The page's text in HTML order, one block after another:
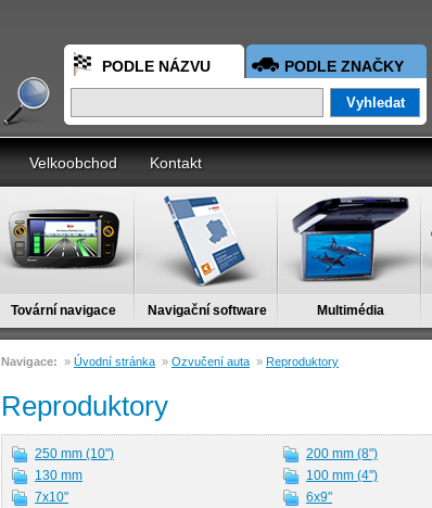
PODLE NÁZVU PODLE ZNAČKY
Velkoobchod Kontakt
Tovární navigace Navigační software Multimédia
Navigace: » Úvodní stránka » Ozvučení auta » Reproduktory
Reproduktory
250 mm (10") 200 mm (8")
130 mm
100 mm (4")
7x10"
6x9"